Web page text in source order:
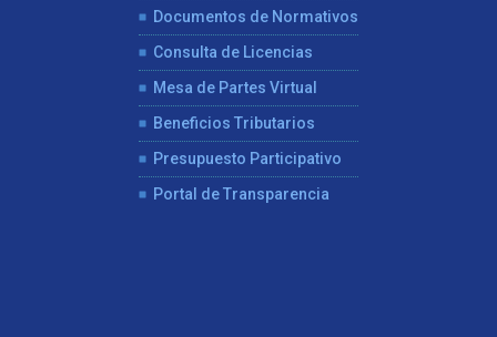
Documentos de Normativos
Consulta de Licencias
Mesa de Partes Virtual
Beneficios Tributarios
Presupuesto Participativo
Portal de Transparencia